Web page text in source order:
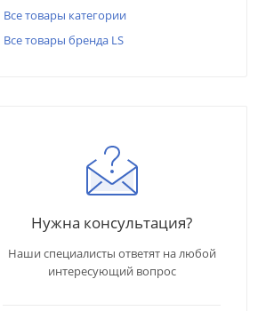
Все товары категории
Все товары бренда LS
Нужна консультация?
Наши специалисты ответят на любой
интересующий вопрос